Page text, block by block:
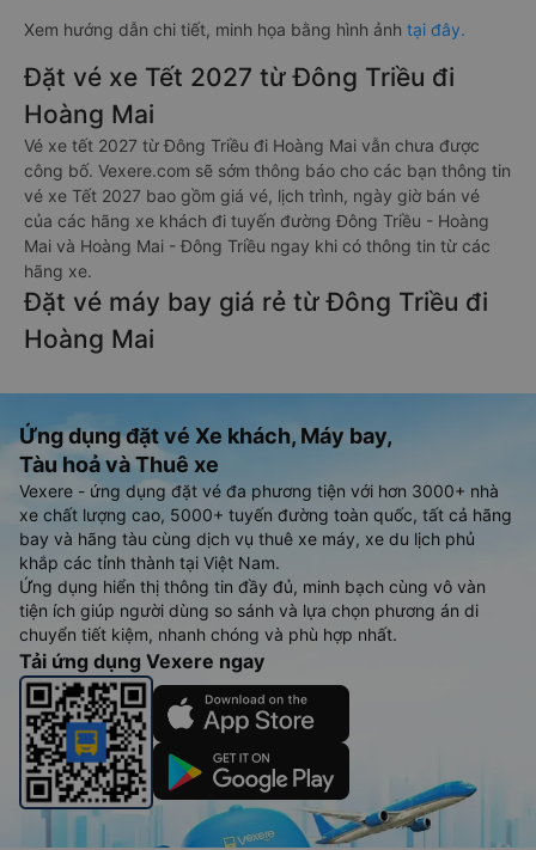
Xem hướng dẫn chi tiết, minh họa bằng hình ảnh tại đây.
Đặt vé xe Tết 2027 từ Đông Triều đi
Hoàng Mai
Vé xe tết 2027 từ Đông Triều đi Hoàng Mai vẫn chưa được
công bố. Vexere.com sẽ sớm thông báo cho các bạn thông tin
vé xe Tết 2027 bao gồm giá vé, lịch trình, ngày giờ bán vé
của các hãng xe khách đi tuyến đường Đông Triều - Hoàng
Mai và Hoàng Mai - Đông Triều ngay khi có thông tin từ các
hãng xe.
Đặt vé máy bay giá rẻ từ Đông Triều đi
Hoàng Mai
Ứng dụng đặt vé Xe khách, Máy bay,
Tàu hoả và Thuê xe
Vexere - ứng dụng đặt vé đa phương tiện với hơn 3000+ nhà
xe chất lượng cao, 5000+ tuyến đường toàn quốc, tất cả hãng
bay và hãng tàu cùng dịch vụ thuê xe máy, xe du lịch phủ
khắp các tỉnh thành tại Việt Nam.
Ứng dụng hiển thị thông tin đầy đủ, minh bạch cùng vô vàn
tiện ích giúp người dùng so sánh và lựa chọn phương án di
chuyển tiết kiệm, nhanh chóng và phù hợp nhất.
Tải ứng dụng Vexere ngay